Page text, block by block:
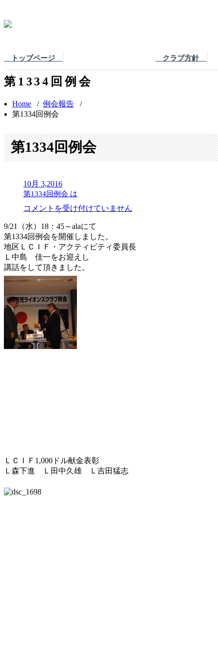
トップページ クラブ方針
第1334回例会
Home / 例会報告 /
第1334回例会
第1334回例会
10月 3,2016
第1334回例会 は
コメントを受け付けていません
9/21（水）18：45～alaにて
第1334回例会を開催しました。
地区ＬＣＩＦ・アクティビティ委員長
Ｌ中島 佳一をお迎えし
講話をして頂きました。
ＬＣＩＦ1,000ドル献金表彰
Ｌ森下進 Ｌ田中久雄 Ｌ吉田猛志